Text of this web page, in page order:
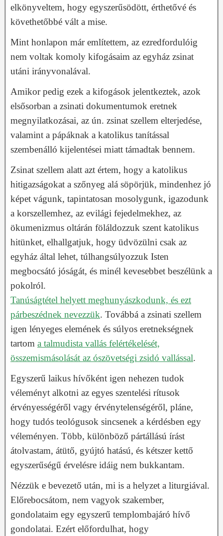
elkönyveltem, hogy egyszerűsödött, érthetővé és
követhetőbbé vált a mise.
Mint honlapon már említettem, az ezredfordulóig
nem voltak komoly kifogásaim az egyház zsinat
utáni irányvonalával.
Amikor pedig ezek a kifogások jelentkeztek, azok
elsősorban a zsinati dokumentumok eretnek
megnyilatkozásai, az ún. zsinat szellem elterjedése,
valamint a pápáknak a katolikus tanítással
szembenálló kijelentései miatt támadtak bennem.
Zsinat szellem alatt azt értem, hogy a katolikus
hitigazságokat a szőnyeg alá söpörjük, mindenhez jó
képet vágunk, tapintatosan mosolygunk, igazodunk
a korszellemhez, az evilági fejedelmekhez, az
ökumenizmus oltárán föláldozzuk szent katolikus
hitünket, elhallgatjuk, hogy üdvözülni csak az
egyház által lehet, túlhangsúlyozzuk Isten
megbocsátó jóságát, és minél kevesebbet beszélünk a
pokolról.
Tanúságtétel helyett meghunyászkodunk, és ezt
párbeszédnek nevezzük. Továbbá a zsinati szellem
igen lényeges elemének és súlyos eretnekségnek
tartom a talmudista vallás felértékelését,
összemismásolását az ószövetségi zsidó vallással.
Egyszerű laikus hívőként igen nehezen tudok
véleményt alkotni az egyes szentelési rítusok
érvényességéről vagy érvénytelenségéről, pláne,
hogy tudós teológusok sincsenek a kérdésben egy
véleményen. Több, különböző pártállású írást
átolvastam, átütő, gyújtó hatású, és kétszer kettő
egyszerűségű érvelésre idáig nem bukkantam.
Nézzük e bevezető után, mi is a helyzet a liturgiával.
Előrebocsátom, nem vagyok szakember,
gondolataim egy egyszerű templombajáró hívő
gondolatai. Ezért előfordulhat, hogy